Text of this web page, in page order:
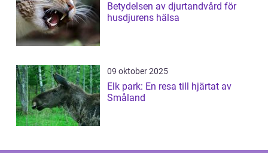
Betydelsen av djurtandvård för
husdjurens hälsa
09 oktober 2025
Elk park: En resa till hjärtat av
Småland